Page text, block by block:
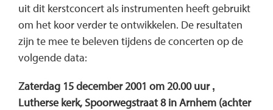
uit dit kerstconcert als instrumenten heeft gebruikt
om het koor verder te ontwikkelen. De resultaten
zijn te mee te beleven tijdens de concerten op de
volgende data:
Zaterdag 15 december 2001 om 20.00 uur ‚
Lutherse kerk, Spoorwegstraat 8 in Arnhem (achter